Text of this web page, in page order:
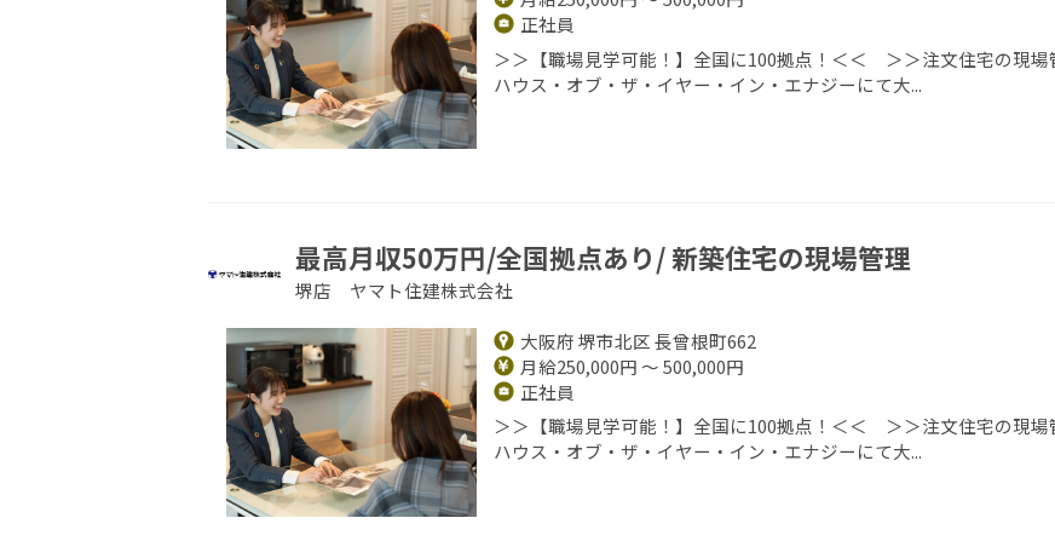
正社員
＞＞【職場見学可能！】全国に100拠点！＜＜ ＞＞注文住宅の現場
ハウス・オブ・ザ・イヤー・イン・エナジーにて大...
最高月収50万円/全国拠点あり/ 新築住宅の現場管理
堺店 ヤマト住建株式会社
大阪府 堺市北区 長曾根町662
月給250,000円 ～ 500,000円
正社員
＞＞【職場見学可能！】全国に100拠点！＜＜ ＞＞注文住宅の現場
ハウス・オブ・ザ・イヤー・イン・エナジーにて大...